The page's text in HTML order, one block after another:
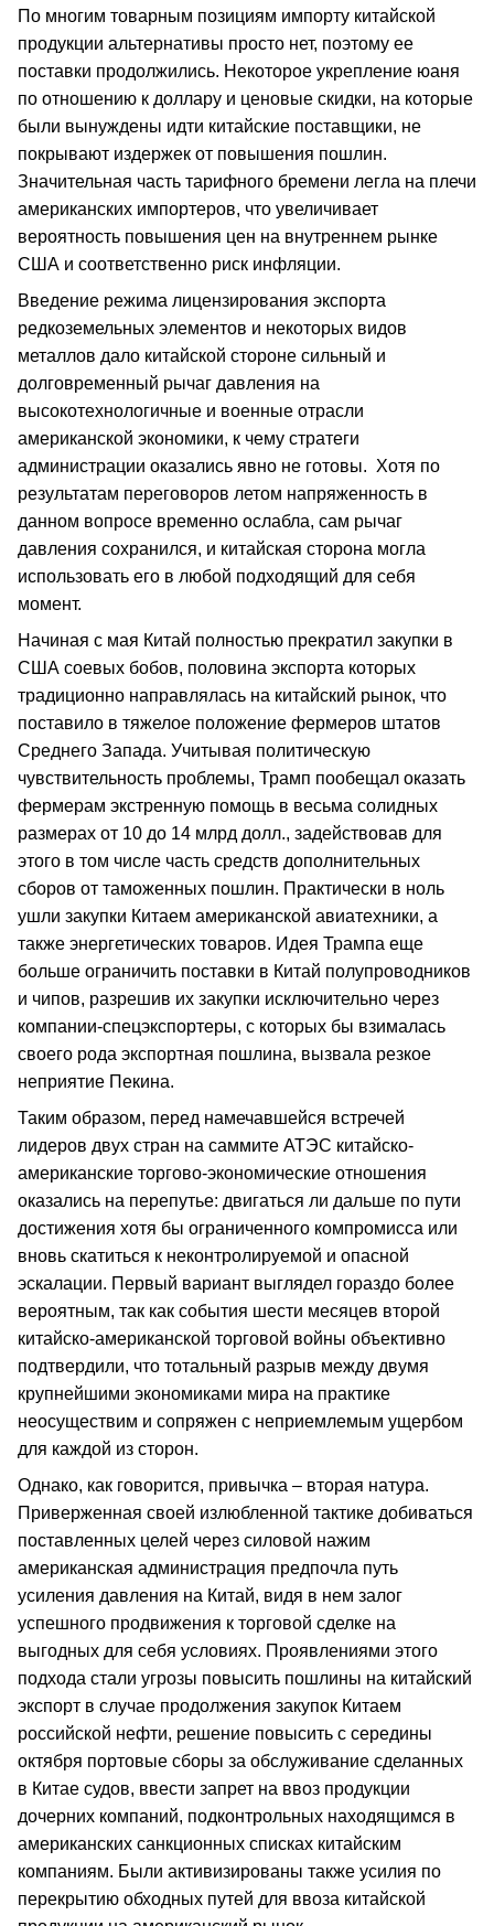
По многим товарным позициям импорту китайской
продукции альтернативы просто нет, поэтому ее
поставки продолжились. Некоторое укрепление юаня
по отношению к доллару и ценовые скидки, на которые
были вынуждены идти китайские поставщики, не
покрывают издержек от повышения пошлин.
Значительная часть тарифного бремени легла на плечи
американских импортеров, что увеличивает
вероятность повышения цен на внутреннем рынке
США и соответственно риск инфляции.
Введение режима лицензирования экспорта
редкоземельных элементов и некоторых видов
металлов дало китайской стороне сильный и
долговременный рычаг давления на
высокотехнологичные и военные отрасли
американской экономики, к чему стратеги
администрации оказались явно не готовы. Хотя по
результатам переговоров летом напряженность в
данном вопросе временно ослабла, сам рычаг
давления сохранился, и китайская сторона могла
использовать его в любой подходящий для себя
момент.
Начиная с мая Китай полностью прекратил закупки в
США соевых бобов, половина экспорта которых
традиционно направлялась на китайский рынок, что
поставило в тяжелое положение фермеров штатов
Среднего Запада. Учитывая политическую
чувствительность проблемы, Трамп пообещал оказать
фермерам экстренную помощь в весьма солидных
размерах от 10 до 14 млрд долл., задействовав для
этого в том числе часть средств дополнительных
сборов от таможенных пошлин. Практически в ноль
ушли закупки Китаем американской авиатехники, а
также энергетических товаров. Идея Трампа еще
больше ограничить поставки в Китай полупроводников
и чипов, разрешив их закупки исключительно через
компании-спецэкспортеры, с которых бы взималась
своего рода экспортная пошлина, вызвала резкое
неприятие Пекина.
Таким образом, перед намечавшейся встречей
лидеров двух стран на саммите АТЭС китайско-
американские торгово-экономические отношения
оказались на перепутье: двигаться ли дальше по пути
достижения хотя бы ограниченного компромисса или
вновь скатиться к неконтролируемой и опасной
эскалации. Первый вариант выглядел гораздо более
вероятным, так как события шести месяцев второй
китайско-американской торговой войны объективно
подтвердили, что тотальный разрыв между двумя
крупнейшими экономиками мира на практике
неосуществим и сопряжен с неприемлемым ущербом
для каждой из сторон.
Однако, как говорится, привычка – вторая натура.
Приверженная своей излюбленной тактике добиваться
поставленных целей через силовой нажим
американская администрация предпочла путь
усиления давления на Китай, видя в нем залог
успешного продвижения к торговой сделке на
выгодных для себя условиях. Проявлениями этого
подхода стали угрозы повысить пошлины на китайский
экспорт в случае продолжения закупок Китаем
российской нефти, решение повысить с середины
октября портовые сборы за обслуживание сделанных
в Китае судов, ввести запрет на ввоз продукции
дочерних компаний, подконтрольных находящимся в
американских санкционных списках китайским
компаниям. Были активизированы также усилия по
перекрытию обходных путей для ввоза китайской